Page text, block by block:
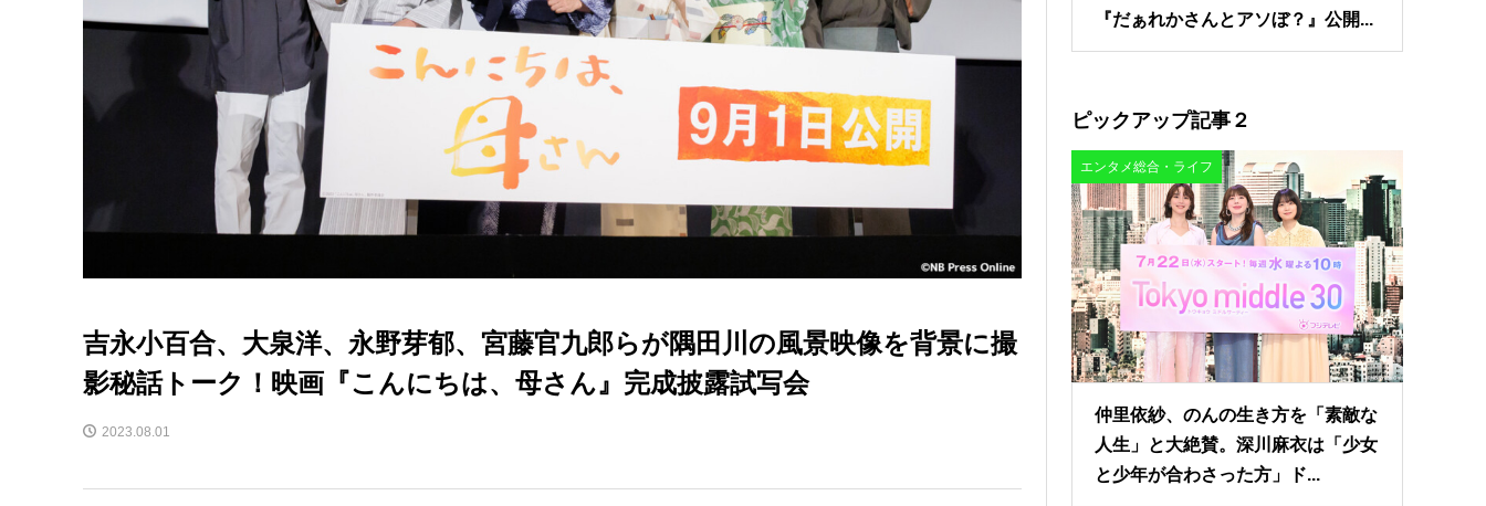
吉永小百合、大泉洋、永野芽郁、宮藤官九郎らが隅田川の風景映像を背景に撮
影秘話トーク！映画『こんにちは、母さん』完成披露試写会
2023.08.01
『だぁれかさんとアソぼ？』公開...
ピックアップ記事２
エンタメ総合・ライフ
仲里依紗、のんの生き方を「素敵な
人生」と大絶賛。深川麻衣は「少女
と少年が合わさった方」ド...